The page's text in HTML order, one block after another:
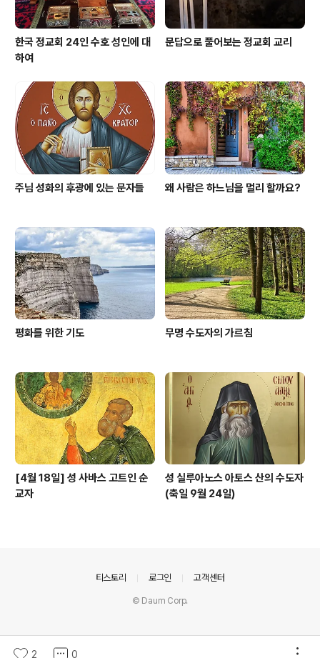
한국 정교회 24인 수호 성인에 대
하여
문답으로 풀어보는 정교회 교리
주님 성화의 후광에 있는 문자들 왜 사람은 하느님을 멀리 할까요?
평화를 위한 기도 무명 수도자의 가르침
[4월 18일] 성 사바스 고트인 순
교자
성 실루아노스 아토스 산의 수도자
(축일 9월 24일)
2 0
티스토리 로그인 고객센터
© Daum Corp.